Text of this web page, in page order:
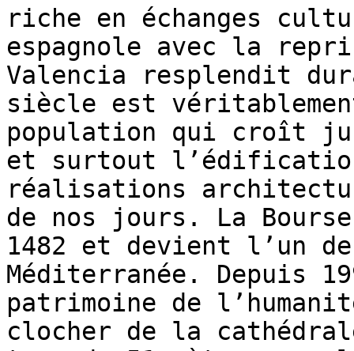
riche en échanges
espagnole avec la
Valencia resplendit
siècle est
population qui croît
et surtout
réalisations
de nos jours. La
1482 et devient l’un
Méditerranée. Depuis
patrimoine de
clocher de la